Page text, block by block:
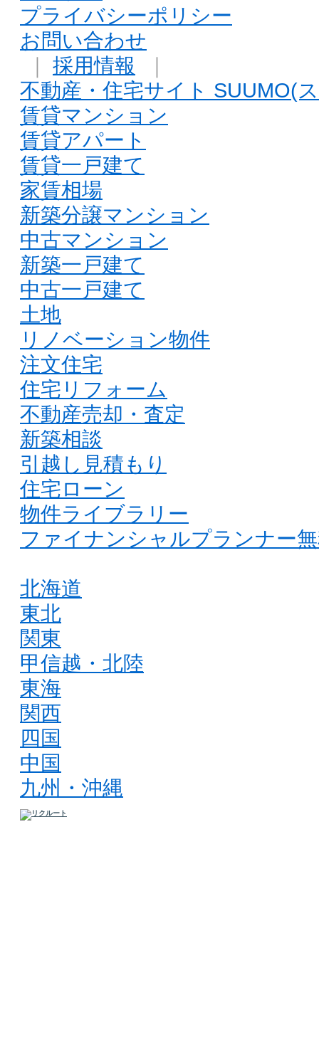
プライバシーポリシー
お問い合わせ
｜ 採用情報 ｜
不動産・住宅サイト SUUMO(
賃貸マンション
賃貸アパート
賃貸一戸建て
家賃相場
新築分譲マンション
中古マンション
新築一戸建て
中古一戸建て
土地
リノベーション物件
注文住宅
住宅リフォーム
不動産売却・査定
新築相談
引越し見積もり
住宅ローン
物件ライブラリー
ファイナンシャルプランナー
北海道
東北
関東
甲信越・北陸
東海
関西
四国
中国
九州・沖縄